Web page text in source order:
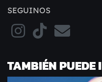
SEGUINOS
TAMBIÉN PUEDE